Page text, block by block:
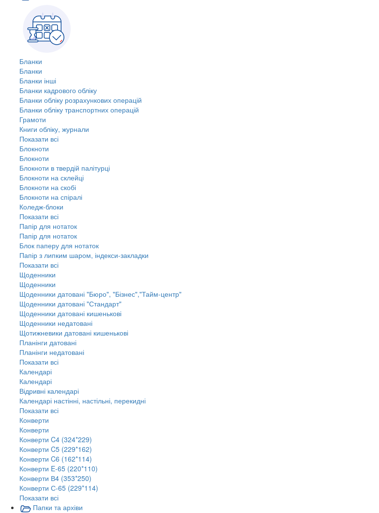
Бланки
Бланки
Бланки інші
Бланки кадрового обліку
Бланки обліку розрахункових операцій
Бланки обліку транспортних операцій
Грамоти
Книги обліку, журнали
Показати всі
Блокноти
Блокноти
Блокноти в твердій палітурці
Блокноти на склейці
Блокноти на скобі
Блокноти на спіралі
Коледж-блоки
Показати всі
Папір для нотаток
Папір для нотаток
Блок паперу для нотаток
Папір з липким шаром, індекси-закладки
Показати всі
Щоденники
Щоденники
Щоденники датовані "Бюро", "Бізнес","Тайм-центр"
Щоденники датовані "Стандарт"
Щоденники датовані кишенькові
Щоденники недатовані
Щотижневики датовані кишенькові
Планінги датовані
Планінги недатовані
Показати всі
Календарі
Календарі
Відривні календарі
Календарі настінні, настільні, перекидні
Показати всі
Конверти
Конверти
Конверти C4 (324*229)
Конверти C5 (229*162)
Конверти C6 (162*114)
Конверти E-65 (220*110)
Конверти В4 (353*250)
Конверти С-65 (229*114)
Показати всі
Папки та архіви